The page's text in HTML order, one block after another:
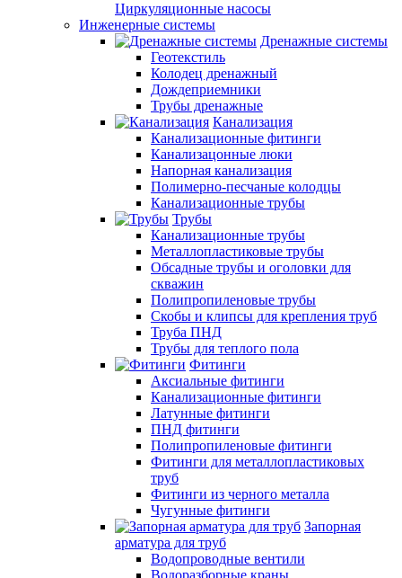
Циркуляционные насосы
Инженерные системы
Дренажные системы
Геотекстиль
Колодец дренажный
Дождеприемники
Трубы дренажные
Канализация
Канализационные фитинги
Канализацонные люки
Напорная канализация
Полимерно-песчаные колодцы
Канализационные трубы
Трубы
Канализационные трубы
Металлопластиковые трубы
Обсадные трубы и оголовки для
скважин
Полипропиленовые трубы
Скобы и клипсы для крепления труб
Труба ПНД
Трубы для теплого пола
Фитинги
Аксиальные фитинги
Канализационные фитинги
Латунные фитинги
ПНД фитинги
Полипропиленовые фитинги
Фитинги для металлопластиковых
труб
Фитинги из черного металла
Чугунные фитинги
Запорная
арматура для труб
Водопроводные вентили
Водоразборные краны